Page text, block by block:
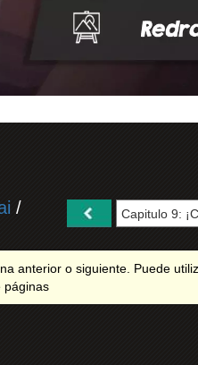
/
anterior o siguiente. Puede
páginas